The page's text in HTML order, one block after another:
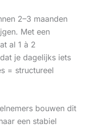
2–3 maanden
Met een
al 1 à 2
je dagelijks iets
= structureel
bouwen dit
een stabiel